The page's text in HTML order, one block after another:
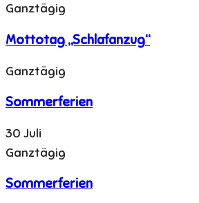
Ganztägig
Mottotag „Schlafanzug“
Ganztägig
Sommerferien
30 Juli
Ganztägig
Sommerferien